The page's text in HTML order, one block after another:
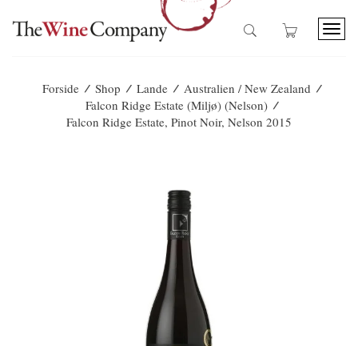
T
Forside / Shop / Lande / Australien / New Zealand /
Falcon Ridge Estate (Miljø) (Nelson) /
Falcon Ridge Estate, Pinot Noir, Nelson 2015